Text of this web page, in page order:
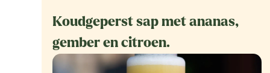
Koudgeperst sap met ananas,
gember en citroen.